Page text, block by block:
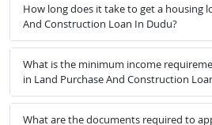
How long does it take to get a housing
And Construction Loan In Dudu?
What is the minimum income
in Land Purchase And Construction
What are the documents required to